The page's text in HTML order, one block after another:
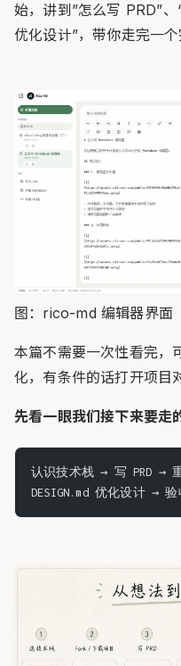
始，讲到”怎么写 PRD”
优化设计”，带你走完一
图：rico-md 编辑器界面
本篇不需要一次性看完，
化，有条件的话打开项目
先看一眼我们接下来要走
认识技术栈 → 写 PRD →
DESIGN.md 优化设计 →